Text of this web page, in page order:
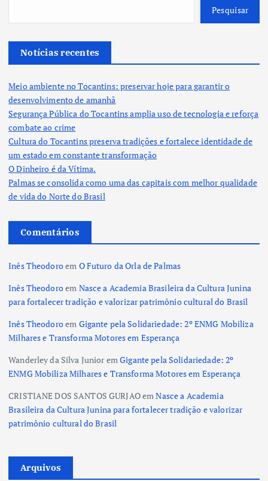
Pesquisar
Notícias recentes
Meio ambiente no Tocantins: preservar hoje para garantir o
desenvolvimento de amanhã
Segurança Pública do Tocantins amplia uso de tecnologia e reforça
combate ao crime
Cultura do Tocantins preserva tradições e fortalece identidade de
um estado em constante transformação
O Dinheiro é da Vítima.
Palmas se consolida como uma das capitais com melhor qualidade
de vida do Norte do Brasil
Comentários
Inês Theodoroem O Futuro da Orla de Palmas
Inês Theodoroem Nasce a Academia Brasileira da Cultura Junina
para fortalecer tradição e valorizar patrimônio cultural do Brasil
Inês Theodoroem Gigante pela Solidariedade: 2º ENMG Mobiliza
Milhares e Transforma Motores em Esperança
Wanderley da Silva JunioremGigante pela Solidariedade: 2º
ENMG Mobiliza Milhares e Transforma Motores em Esperança
CRISTIANE DOS SANTOS GURJAOemNasce a Academia
Brasileira da Cultura Junina para fortalecer tradição e valorizar
patrimônio cultural do Brasil
Arquivos